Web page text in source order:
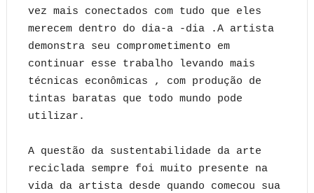
vez mais conectados com tudo que eles
merecem dentro do dia-a -dia .A artista
demonstra seu comprometimento em
continuar esse trabalho levando mais
técnicas econômicas , com produção de
tintas baratas que todo mundo pode
utilizar.
A questão da sustentabilidade da arte
reciclada sempre foi muito presente na
vida da artista desde quando comecou sua